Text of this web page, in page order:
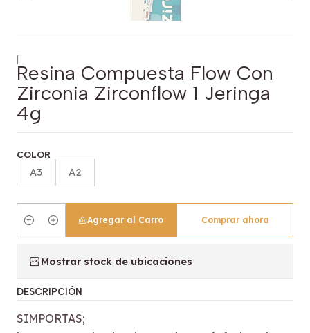
|
Resina Compuesta Flow Con
Zirconia Zirconflow 1 Jeringa
4g
COLOR
A3 A2
Cantidad
Agregar al Carro Comprar ahora
Mostrar stock de ubicaciones
DESCRIPCIÓN
SIMPORTAS;